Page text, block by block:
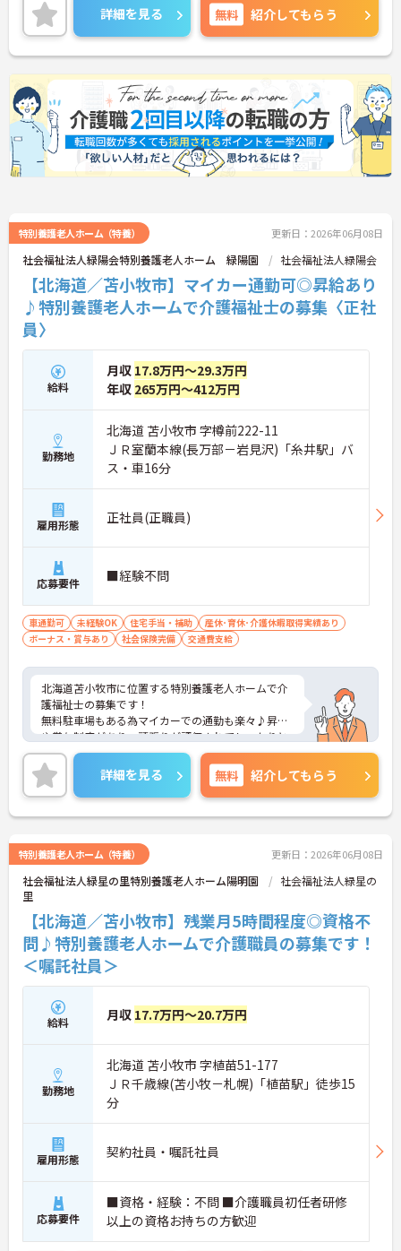
詳細を見る 無料 紹介してもらう
特別養護老人ホーム（特養） 更新日：2026年06月08日
社会福祉法人緑陽会特別養護老人ホーム 緑陽園 社会福祉法人緑陽会
【北海道／苫小牧市】マイカー通勤可◎昇給あり
♪特別養護老人ホームで介護福祉士の募集〈正社
員〉
給料
月収 17.8万円～29.3万円
年収 265万円～412万円
勤務地
北海道 苫小牧市 字樽前222-11
ＪＲ室蘭本線(長万部－岩見沢)「糸井駅」バ
ス・車16分
雇用形態 正社員(正職員)
応募要件 ■経験不問
車通勤可 未経験OK 住宅手当・補助
産休･育休･介護休暇取得実績あり
ボーナス・賞与あり
社会保険完備 交通費支給
北海道苫小牧市に位置する特別養護老人ホームで介
護福祉士の募集です！
無料駐車場もある為マイカーでの通勤も楽々♪昇給
や賞与制度があり、頑張りが評価されてしっかりと
還元されます。さらに住宅手当などの各種手当も充
実しているのは嬉しいポイントです◎フォロー体制
もあり、経験に関わらず安心してスタートできま
す。
こちらの求人にご興味がございましたら面接のポイ
ます。
詳細を見る 無料 紹介してもらう
特別養護老人ホーム（特養） 更新日：2026年06月08日
社会福祉法人緑星の里特別養護老人ホーム陽明園
社会福祉法人緑星の
里
【北海道／苫小牧市】残業月5時間程度◎資格不
問♪特別養護老人ホームで介護職員の募集です！
＜嘱託社員＞
給料 月収 17.7万円～20.7万円
勤務地
北海道 苫小牧市 字植苗51-177
ＪＲ千歳線(苫小牧－札幌)「植苗駅」徒歩15
分
雇用形態 契約社員・嘱託社員
応募要件
■資格・経験：不問 ■介護職員初任者研修
以上の資格お持ちの方歓迎